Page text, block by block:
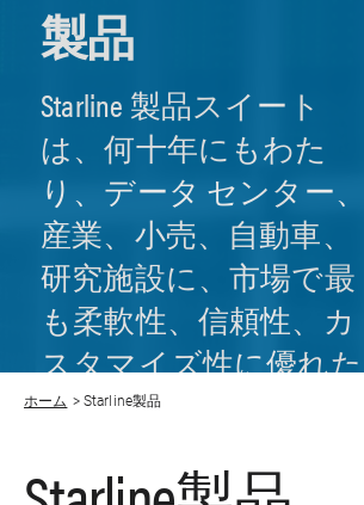
製品
Starline 製品スイート
は、何十年にもわた
り、データ センター、
産業、小売、自動車、
研究施設に、市場で最
も柔軟性、信頼性、カ
スタマイズ性に優れた
配電システムを提供し
ホーム Starline製品